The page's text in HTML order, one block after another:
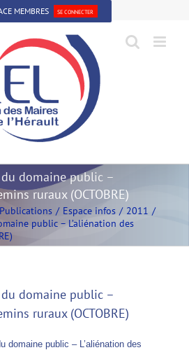
MEMBRES SE CONNECTER
domaine public –
ruraux (OCTOBRE)
Publications Espace infos
2011
public – L’aliénation des
domaine public –
ruraux (OCTOBRE)
domaine public – L’aliénation des